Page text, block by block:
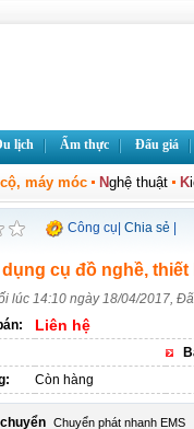
lịch Ẩm thực Đấu giá
máy móc Nghệ thuật K
Chia sẻ
Công cụ
cụ đồ nghề,
lúc 14:10 ngày 18/04/2017,
Liên hệ
Còn hàng